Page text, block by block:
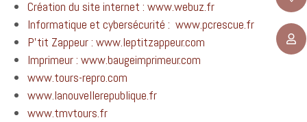

Création du site internet : www.webuz.fr
Informatique et cybersécurité : www.pcrescue.fr
P’tit Zappeur : www.leptitzappeur.com
Imprimeur : www.baugeimprimeur.com
www.tours-repro.com
www.lanouvellerepublique.fr
www.tmvtours.fr